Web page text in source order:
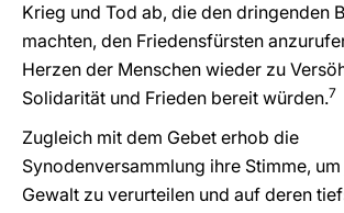
Krieg und Tod ab, die den dringenden
machten, den Friedensfürsten
Herzen der Menschen wieder zu
Solidarität und Frieden bereit würden.7
Zugleich mit dem Gebet erhob die
Synodenversammlung ihre Stimme,
Gewalt zu verurteilen und auf deren